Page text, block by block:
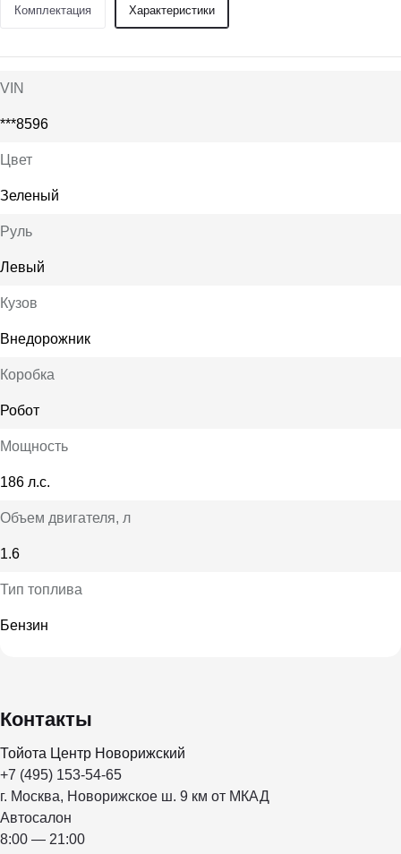
Комплектация Характеристики
VIN
***8596
Цвет
Зеленый
Руль
Левый
Кузов
Внедорожник
Коробка
Робот
Мощность
186 л.с.
Объем двигателя, л
1.6
Тип топлива
Бензин
Контакты
Тойота Центр Новорижский
+7 (495) 153-54-65
г. Москва, Новорижское ш. 9 км от МКАД
Автосалон
8:00 — 21:00